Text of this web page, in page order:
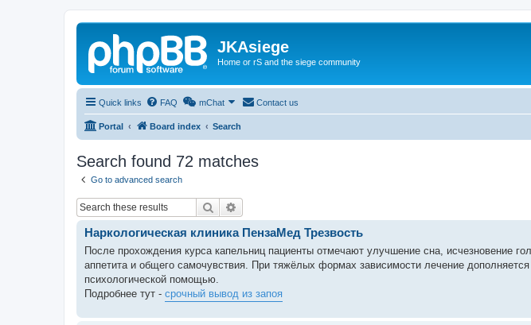
JKAsiege
Home or rS and the siege community
Quick links FAQ mChat Contact us
Portal Board index Search
Search found 72 matches
Go to advanced search
Search
Наркологическая клиника ПензаМед Трезвость
После прохождения курса капельниц пациенты отмечают улучшение сна, исчезновение
аппетита и общего самочувствия. При тяжёлых формах зависимости лечение
психологической помощью.
Подробнее тут - срочный вывод из запоя